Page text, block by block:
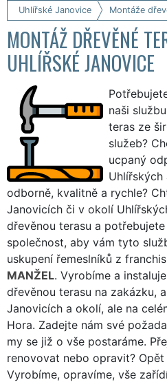
Uhlířské Janovice Montáže
MONTÁŽ DŘEVĚNÉ
UHLÍŘSKÉ JANOVICE
naši
teras ze
služeb?
ucpaný
odborně, kvalitně a rychle?
Janovicích či v okolí
dřevěnou terasu a
společnost, aby vám tyto
uskupení řemeslníků z
MANŽEL. Vyrobíme a
dřevěnou terasu na zakázku,
Janovicích a okolí, ale na
Hora. Zadejte nám své
my se již o vše postaráme.
renovovat nebo opravit?
Vyrobíme, opravíme, vše